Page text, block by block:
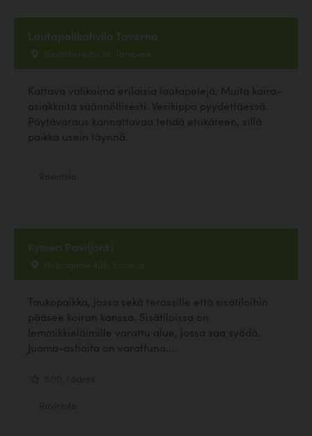
Lautapelikahvila Taverna
Rautatienkatu 10, Tampere
Kattava valikoima erilaisia lautapelejä. Muita koira-
asiakkaita säännöllisesti. Vesikippo pyydettäessä.
Pöytävaraus kannattavaa tehdä etukäteen, sillä
paikka usein täynnä.
Kymen Paviljonki
Helsingintie 408, Kouvola
Taukopaikka, jossa sekä terassille että sisätiloihin
pääsee koiran kanssa. Sisätiloissa on
lemmikkieläimille varattu alue, jossa saa syödä.
Juoma-astioita on varattuna....